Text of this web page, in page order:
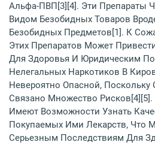
Альфа-ПВП[3][4]. Эти Препараты
Видом Безобидных Товаров
Безобидных Предметов[1]. К
Этих Препаратов Может
Для Здоровья И Юридическим
Нелегальных Наркотиков В
Невероятно Опасной,
Связано Множество Рисков[4][5].
Имеют Возможности Узнать
Покупаемых Ими Лекарств, Что
Серьезным Последствиям Для